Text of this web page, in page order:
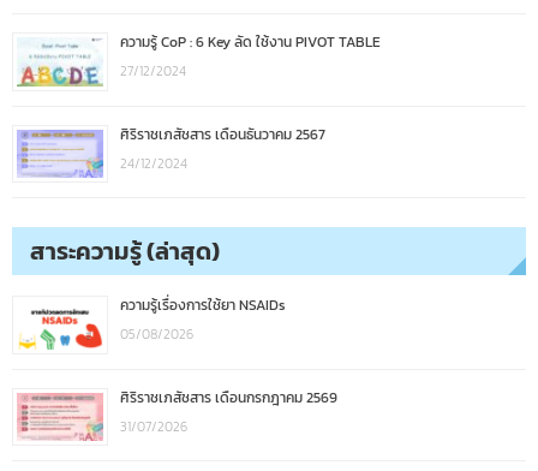
ความรู้ CoP : 6 Key ลัด ใช้งาน PIVOT TABLE
27/12/2024
ศิริราชเภสัชสาร เดือนธันวาคม 2567
24/12/2024
สาระความรู้ (ล่าสุด)
ความรู้เรื่องการใช้ยา NSAIDs
05/08/2026
ศิริราชเภสัชสาร เดือนกรกฎาคม 2569
31/07/2026